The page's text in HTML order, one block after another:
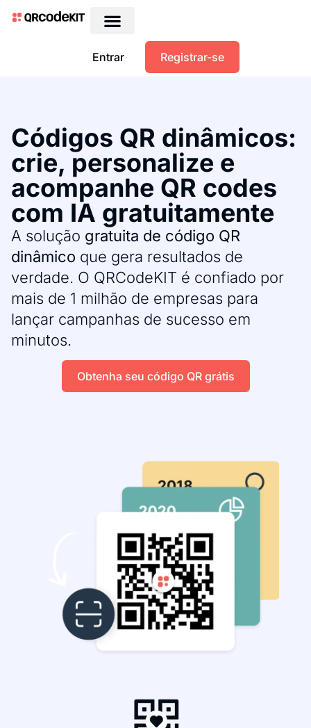
Entrar Registrar-se
Códigos QR dinâmicos:
crie, personalize e
acompanhe QR codes
com IA gratuitamente
A solução gratuita de código QR
dinâmico que gera resultados de
verdade. O QRCodeKIT é confiado por
mais de 1 milhão de empresas para
lançar campanhas de sucesso em
minutos.
Obtenha seu código QR grátis